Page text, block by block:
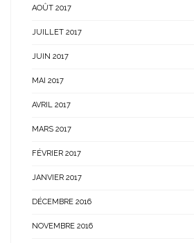
AOÛT 2017
JUILLET 2017
JUIN 2017
MAI 2017
AVRIL 2017
MARS 2017
FÉVRIER 2017
JANVIER 2017
DÉCEMBRE 2016
NOVEMBRE 2016